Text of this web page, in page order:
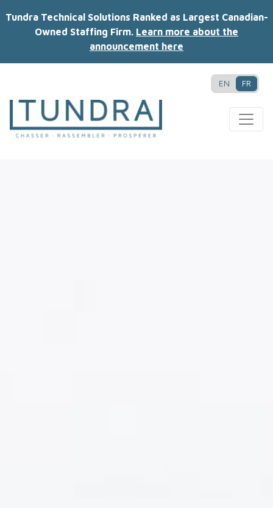
Tundra Technical Solutions Ranked as Largest Canadian-
Owned Staffing Firm. Learn more about the
announcement here
EN FR
MAIN NAVIGATION